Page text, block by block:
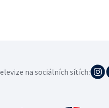
na sociálních sítích: